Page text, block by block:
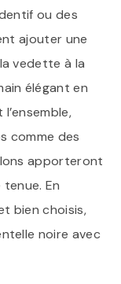
ou des
ajouter une
vedette à la
élégant en
comme des
apporteront
En
bien choisis,
noire avec